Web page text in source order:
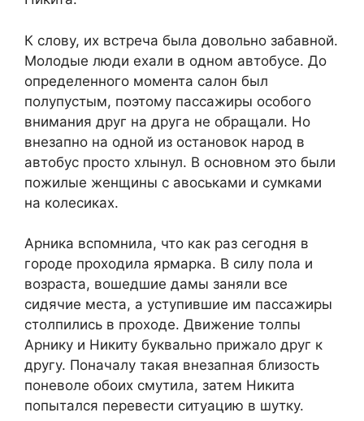
К слову, их встреча была довольно забавной.
Молодые люди ехали в одном автобусе. До
определенного момента салон был
полупустым, поэтому пассажиры особого
внимания друг на друга не обращали. Но
внезапно на одной из остановок народ в
автобус просто хлынул. В основном это были
пожилые женщины с авоськами и сумками
на колесиках.
Арника вспомнила, что как раз сегодня в
городе проходила ярмарка. В силу пола и
возраста, вошедшие дамы заняли все
сидячие места, а уступившие им пассажиры
столпились в проходе. Движение толпы
Арнику и Никиту буквально прижало друг к
другу. Поначалу такая внезапная близость
поневоле обоих смутила, затем Никита
попытался перевести ситуацию в шутку.